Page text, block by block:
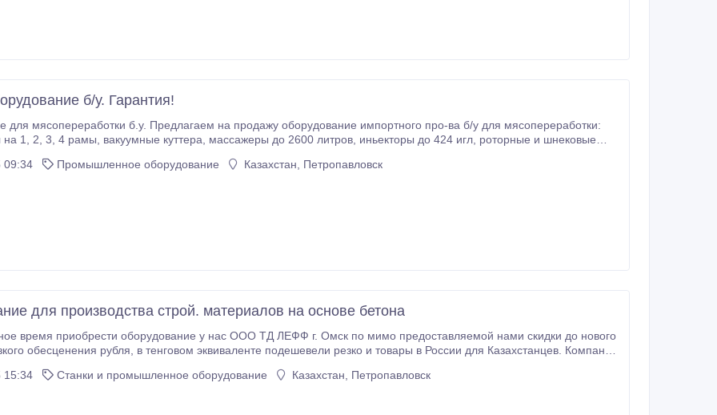
б/у. Гарантия!
на продажу оборудование импортного про-ва б/у для мясопереработки:
до 2600 литров, иньекторы до 424 игл, роторные и шнековые
09:34
Промышленное оборудование Казахстан, Петропавловск
для производства строй. материалов на основе бетона
время приобрести оборудование у нас ООО ТД ЛЕФФ г. Омск по мимо предоставляемой нами скидки до нового
эквиваленте подешевели резко и товары в России для Казахстанцев. Компания
15:34 Станки и промышленное оборудование Казахстан, Петропавловск